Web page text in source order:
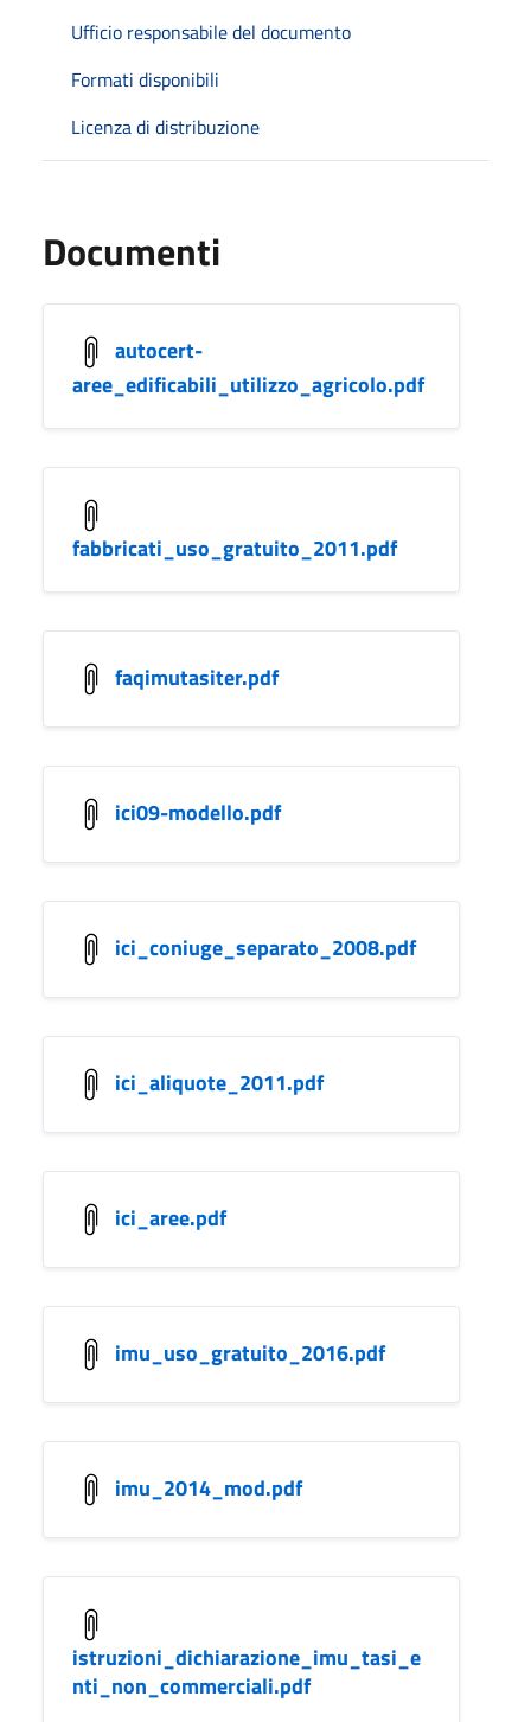
Ufficio responsabile del documento
Formati disponibili
Licenza di distribuzione
Documenti
autocert-
aree_edificabili_utilizzo_agricolo.pdf
fabbricati_uso_gratuito_2011.pdf
faqimutasiter.pdf
ici09-modello.pdf
ici_coniuge_separato_2008.pdf
ici_aliquote_2011.pdf
ici_aree.pdf
imu_uso_gratuito_2016.pdf
imu_2014_mod.pdf
istruzioni_dichiarazione_imu_tasi_e
nti_non_commerciali.pdf